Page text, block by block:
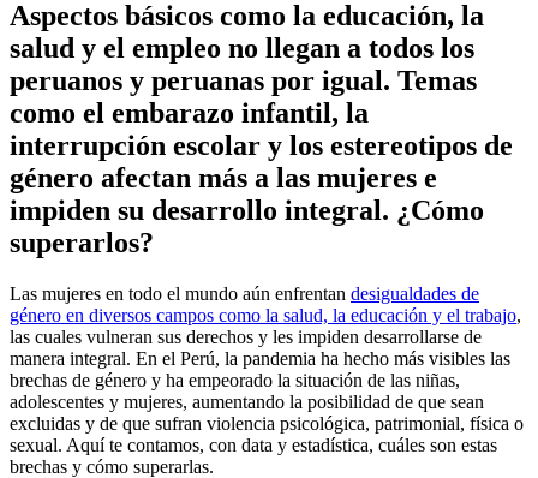
Aspectos básicos como la educación, la
salud y el empleo no llegan a todos los
peruanos y peruanas por igual. Temas
como el embarazo infantil, la
interrupción escolar y los estereotipos de
género afectan más a las mujeres e
impiden su desarrollo integral. ¿Cómo
superarlos?
Las mujeres en todo el mundo aún enfrentan desigualdades de
género en diversos campos como la salud, la educación y el trabajo,
las cuales vulneran sus derechos y les impiden desarrollarse de
manera integral. En el Perú, la pandemia ha hecho más visibles las
brechas de género y ha empeorado la situación de las niñas,
adolescentes y mujeres, aumentando la posibilidad de que sean
excluidas y de que sufran violencia psicológica, patrimonial, física o
sexual. Aquí te contamos, con data y estadística, cuáles son estas
brechas y cómo superarlas.